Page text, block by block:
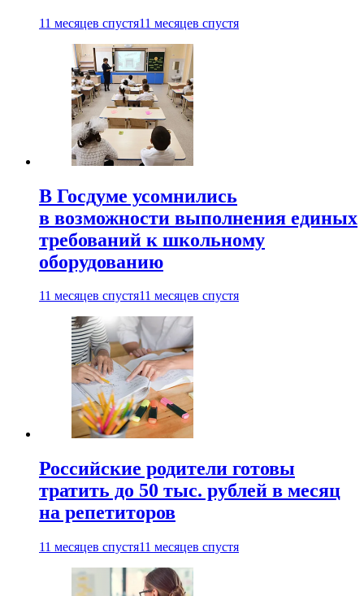
11 месяцев спустя11 месяцев спустя
В Госдуме усомнились
в возможности выполнения единых
требований к школьному
оборудованию
11 месяцев спустя11 месяцев спустя
Российские родители готовы
тратить до 50 тыс. рублей в месяц
на репетиторов
11 месяцев спустя11 месяцев спустя